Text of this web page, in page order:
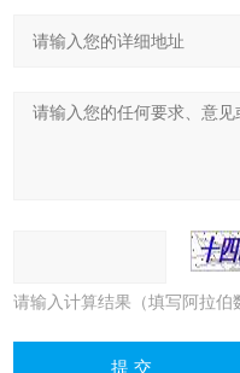
请输入计算结果（填写阿拉伯